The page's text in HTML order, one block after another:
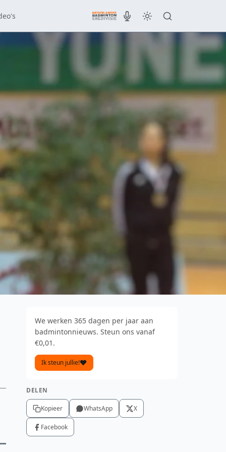
We werken 365 dagen per jaar aan
badmintonnieuws. Steun ons vanaf
€0,01.
Ik steun jullie!
DELEN
Kopieer WhatsApp X
Facebook